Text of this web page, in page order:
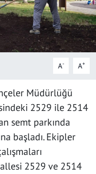
A- A+
Müdürlüğü
2529 ile 2514
semt parkında
başladı. Ekipler
2529 ve 2514